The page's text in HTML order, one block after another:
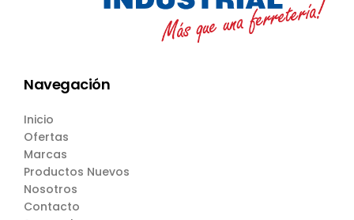
Navegación
Inicio
Ofertas
Marcas
Productos Nuevos
Nosotros
Contacto